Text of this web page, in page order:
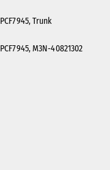
Trunk
M3N-40821302